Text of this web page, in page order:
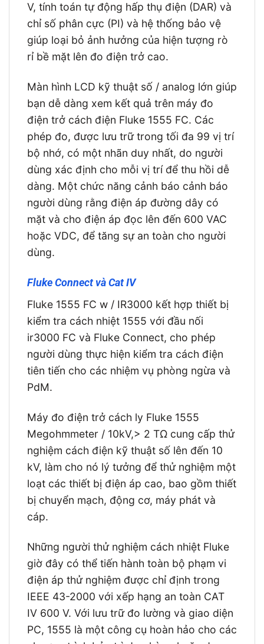
V, tính toán tự động hấp thụ điện (DAR) và
chỉ số phân cực (PI) và hệ thống bảo vệ
giúp loại bỏ ảnh hưởng của hiện tượng rò
rỉ bề mặt lên đo điện trở cao.
Màn hình LCD kỹ thuật số / analog lớn giúp
bạn dễ dàng xem kết quả trên máy đo
điện trở cách điện Fluke 1555 FC. Các
phép đo, được lưu trữ trong tối đa 99 vị trí
bộ nhớ, có một nhãn duy nhất, do người
dùng xác định cho mỗi vị trí để thu hồi dễ
dàng. Một chức năng cảnh báo cảnh báo
người dùng rằng điện áp đường dây có
mặt và cho điện áp đọc lên đến 600 VAC
hoặc VDC, để tăng sự an toàn cho người
dùng.
Fluke Connect và Cat IV
Fluke 1555 FC w / IR3000 kết hợp thiết bị
kiểm tra cách nhiệt 1555 với đầu nối
ir3000 FC và Fluke Connect, cho phép
người dùng thực hiện kiểm tra cách điện
tiên tiến cho các nhiệm vụ phòng ngừa và
PdM.
Máy đo điện trở cách ly Fluke 1555
Megohmmeter / 10kV,> 2 TΩ cung cấp thử
nghiệm cách điện kỹ thuật số lên đến 10
kV, làm cho nó lý tưởng để thử nghiệm một
loạt các thiết bị điện áp cao, bao gồm thiết
bị chuyển mạch, động cơ, máy phát và
cáp.
Những người thử nghiệm cách nhiệt Fluke
giờ đây có thể tiến hành toàn bộ phạm vi
điện áp thử nghiệm được chỉ định trong
IEEE 43-2000 với xếp hạng an toàn CAT
IV 600 V. Với lưu trữ đo lường và giao diện
PC, 1555 là một công cụ hoàn hảo cho các